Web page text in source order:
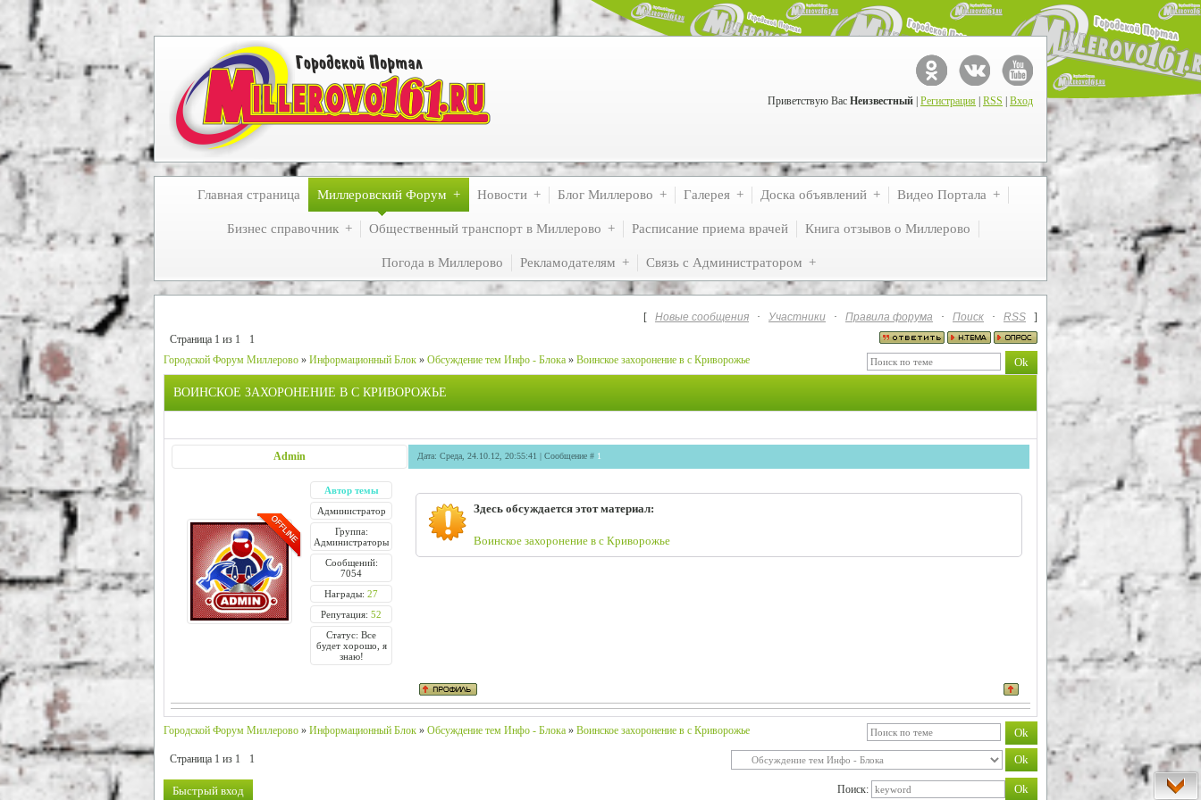
Приветствую Вас Неизвестный Регистрация RSS Вход
Главная страница Миллеровский Форум Новости Блог Миллерово Галерея Доска объявлений Видео Портала
Бизнес справочник Общественный транспорт в Миллерово Расписание приема врачей Книга отзывов о Миллерово
Погода в Миллерово Рекламодателям Связь с Администратором
[ Новые сообщения · Участники · Правила форума · Поиск · RSS
]
Страница 1 из 1
1
Городской Форум Миллерово » Информационный Блок » Обсуждение тем Инфо - Блока » Воинское захоронение в с Криворожье
ВОИНСКОЕ ЗАХОРОНЕНИЕ В С КРИВОРОЖЬЕ
Admin Дата: Среда, 24.10.12, 20:55:41 | Сообщение # 1
Автор темы
Администратор
Группа:
Администраторы
Сообщений:
7054
Награды: 27
Репутация: 52
Статус: Все
будет хорошо, я
знаю!
Здесь обсуждается этот материал:
Воинское захоронение в с Криворожье
Городской Форум Миллерово » Информационный Блок » Обсуждение тем Инфо - Блока » Воинское захоронение в с Криворожье
Страница 1 из 1 1
Поиск: